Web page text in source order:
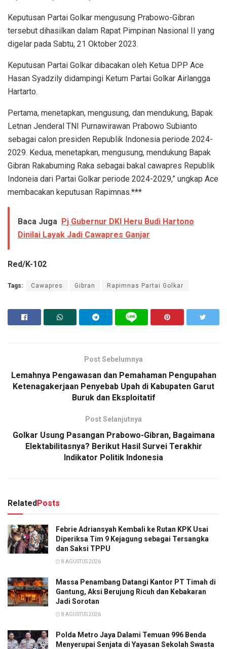
Keputusan Partai Golkar mengusung Prabowo-Gibran
tersebut dihasilkan dalam Rapat Pimpinan Nasional II yang
digelar pada Sabtu, 21 Oktober 2023.
Keputusan Partai Golkar dibacakan oleh Ketua DPP Ace
Hasan Syadzily didampingi Ketum Partai Golkar Airlangga
Hartarto.
Pertama, menetapkan, mengusung, dan mendukung, Bapak
Letnan Jenderal TNI Purnawirawan Prabowo Subianto
sebagai calon presiden Republik Indonesia periode 2024-
2029. Kedua, menetapkan, mengusung, mendukung Bapak
Gibran Rakabuming Raka sebagai bakal cawapres Republik
Indoneia dari Partai Golkar periode 2024-2029,” ungkap Ace
membacakan keputusan Rapimnas.***
Baca Juga Pj Gubernur DKI Heru Budi Hartono
Dinilai Layak Jadi Cawapres Ganjar
Red/K-102
Tags: Cawapres Gibran Rapimnas Partai Golkar
Post Sebelumnya
Lemahnya Pengawasan dan Pemahaman Pengupahan
Ketenagakerjaan Penyebab Upah di Kabupaten Garut
Buruk dan Eksploitatif
Post Selanjutnya
Golkar Usung Pasangan Prabowo-Gibran, Bagaimana
Elektabilitasnya? Berikut Hasil Survei Terakhir
Indikator Politik Indonesia
RelatedPosts
Febrie Adriansyah Kembali ke Rutan KPK Usai
Diperiksa Tim 9 Kejagung sebagai Tersangka
dan Saksi TPPU
8 AGUSTUS 2026
Massa Penambang Datangi Kantor PT Timah di
Gantung, Aksi Berujung Ricuh dan Kebakaran
Jadi Sorotan
8 AGUSTUS 2026
Polda Metro Jaya Dalami Temuan 996 Benda
Menyerupai Senjata di Yayasan Sekolah Swasta